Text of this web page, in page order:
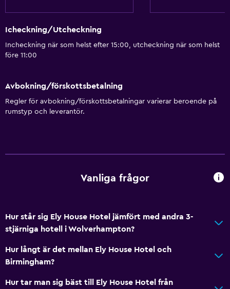
Icheckning/Utcheckning
Incheckning när som helst efter 15:00, utcheckning när som helst
före 11:00
Avbokning/förskottsbetalning
Regler för avbokning/förskottsbetalningar varierar beroende på
rumstyp och leverantör.
Vanliga frågor
Hur står sig Ely House Hotel jämfört med andra 3-
stjärniga hotell i Wolverhampton?
Hur långt är det mellan Ely House Hotel och
Birmingham?
Hur tar man sig bäst till Ely House Hotel från